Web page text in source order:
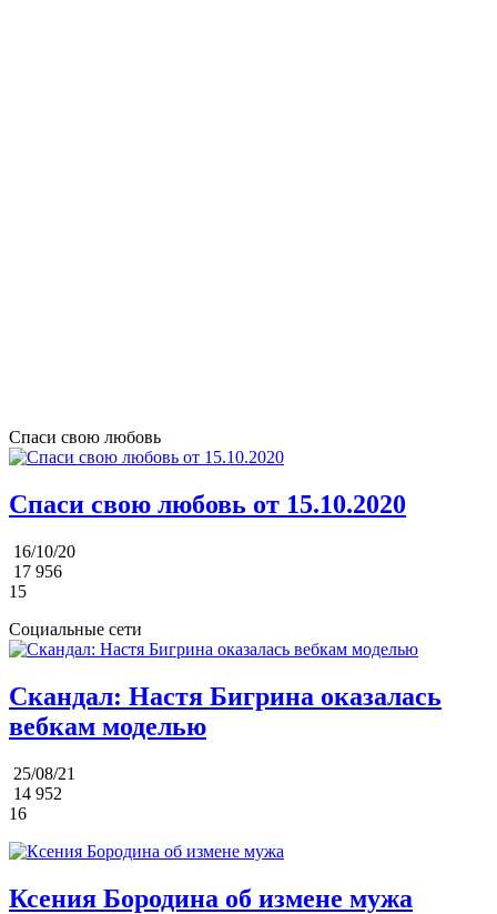
Спаси свою любовь
Спаси свою любовь от 15.10.2020
16/10/20
17 956
15
Социальные сети
Скандал: Настя Бигрина оказалась
вебкам моделью
25/08/21
14 952
16
Ксения Бородина об измене мужа